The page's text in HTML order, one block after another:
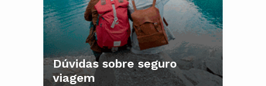
Dúvidas sobre seguro
viagem